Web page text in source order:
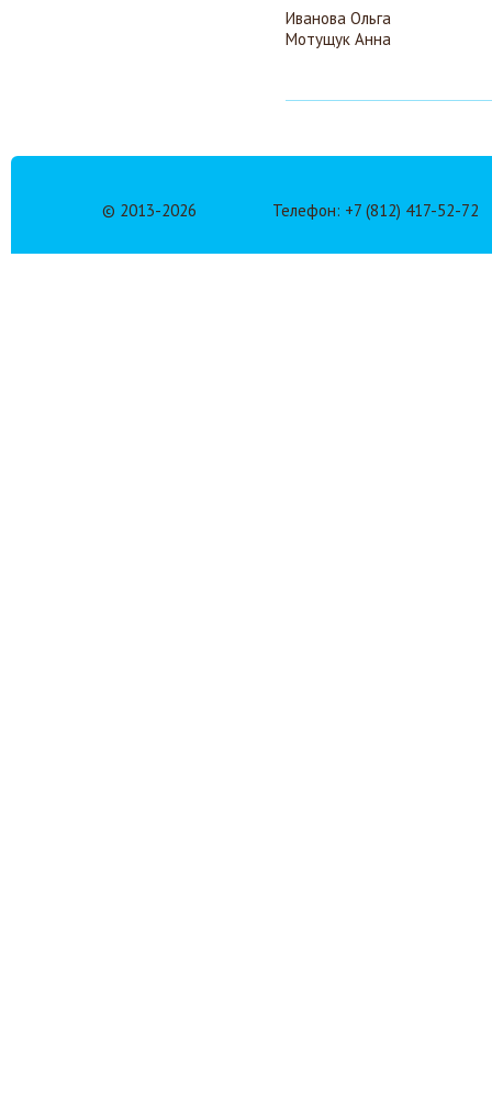
Иванова Ольга
Мотущук Анна
© 2013-2026 Телефон: +7 (812) 417-52-72